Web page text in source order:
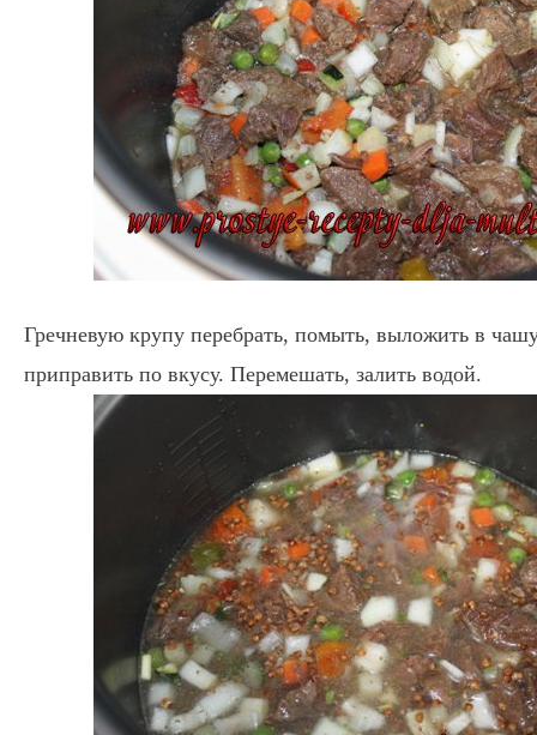
Гречневую крупу перебрать, помыть, выложить в
приправить по вкусу. Перемешать, залить водой.